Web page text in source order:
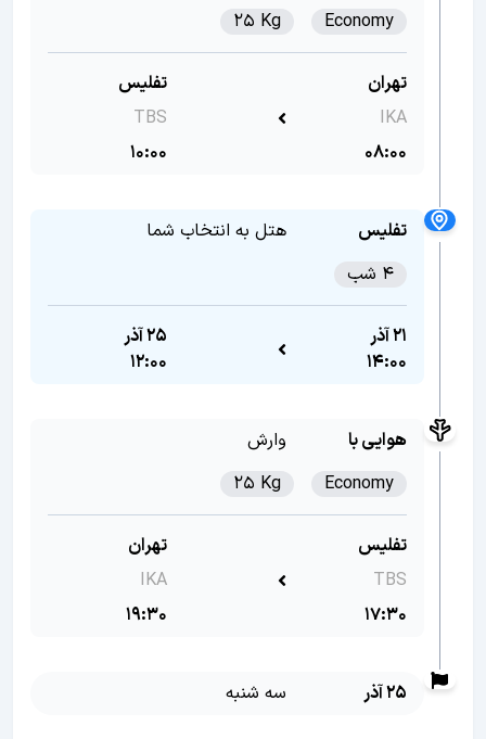
Economy
25 Kg
تهران
IKA
08:00
تفلیس
TBS
10:00
تفلیس
هتل به انتخاب شما
4 شب
21 آذر
14:00
25 آذر
12:00
هوایی با
وارش
Economy
25 Kg
تفلیس
TBS
17:30
تهران
IKA
19:30
25 آذر سه شنبه